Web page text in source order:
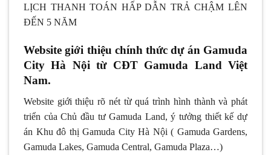
LỊCH THANH TOÁN HẤP DẪN TRẢ CHẬM LÊN
ĐẾN 5 NĂM
Website giới thiệu chính thức dự án Gamuda
City Hà Nội từ CĐT Gamuda Land Việt
Nam.
Website giới thiệu rõ nét từ quá trình hình thành và phát
triển của Chủ đầu tư Gamuda Land, ý tưởng thiết kế dự
án Khu đô thị Gamuda City Hà Nội ( Gamuda Gardens,
Gamuda Lakes, Gamuda Central, Gamuda Plaza…)